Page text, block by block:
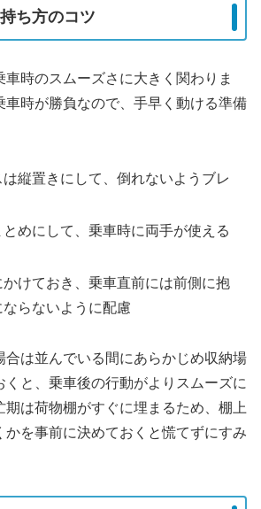
ち方のコツ
時のスムーズさに大きく関わりま
車時が勝負なので、手早く動ける準備
縦置きにして、倒れないようブレ
めにして、乗車時に両手が使える
かけておき、乗車直前には前側に抱
ならないように配慮
合は並んでいる間にあらかじめ収納場
くと、乗車後の行動がよりスムーズに
期は荷物棚がすぐに埋まるため、棚上
かを事前に決めておくと慌てずにすみ